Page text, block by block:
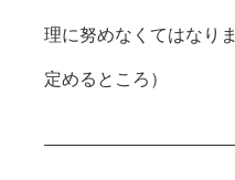
理に努めなくてはなり
定めるところ）